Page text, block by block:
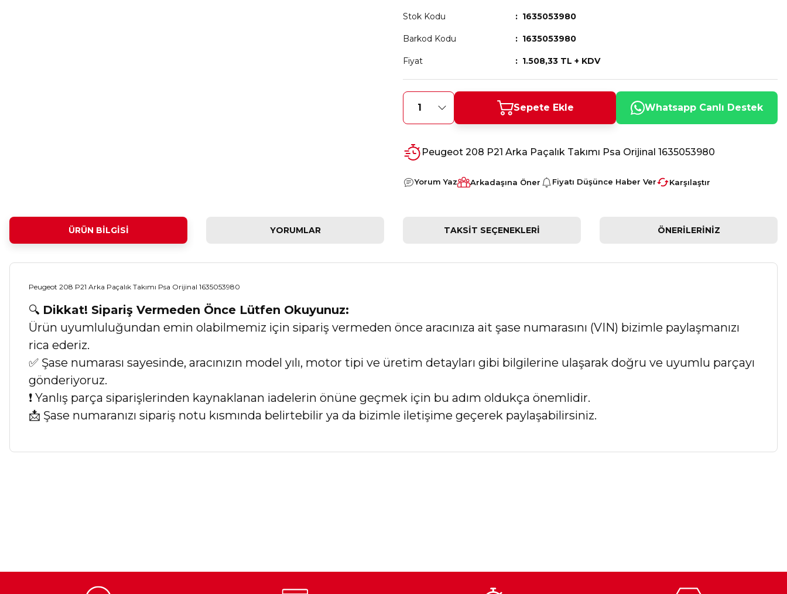
Stok Kodu 1635053980
Barkod Kodu 1635053980
Fiyat 1.508,33 TL + KDV
Sepete Ekle Whatsapp Canlı Destek
Peugeot 208 P21 Arka Paçalık Takımı Psa Orijinal 1635053980
Yorum Yaz Arkadaşına Öner Fiyatı Düşünce Haber Ver Karşılaştır
ÜRÜN BILGISI YORUMLAR TAKSIT SEÇENEKLERI ÖNERILERINIZ
Peugeot 208 P21 Arka Paçalık Takımı Psa Orijinal 1635053980
🔍 Dikkat! Sipariş Vermeden Önce Lütfen Okuyunuz:
Ürün uyumluluğundan emin olabilmemiz için sipariş vermeden önce aracınıza ait şase numarasını (VIN) bizimle paylaşmanızı
rica ederiz.
✅ Şase numarası sayesinde, aracınızın model yılı, motor tipi ve üretim detayları gibi bilgilerine ulaşarak doğru ve uyumlu parçayı
gönderiyoruz.
❗ Yanlış parça siparişlerinden kaynaklanan iadelerin önüne geçmek için bu adım oldukça önemlidir.
📩 Şase numaranızı sipariş notu kısmında belirtebilir ya da bizimle iletişime geçerek paylaşabilirsiniz.